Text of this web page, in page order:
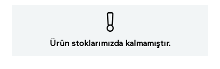
Ürün stoklarımızda kalmamıştır.